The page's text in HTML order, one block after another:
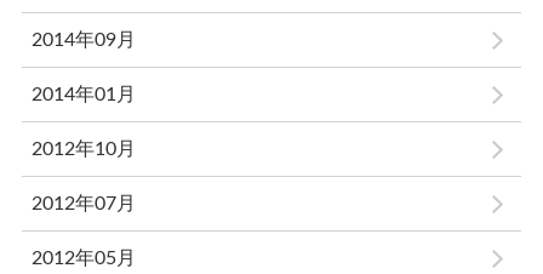
2014年09月
2014年01月
2012年10月
2012年07月
2012年05月